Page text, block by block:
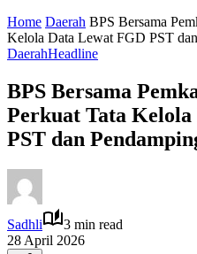
Home Daerah BPS Bersama
Kelola Data Lewat FGD PST
DaerahHeadline
BPS Bersama
Perkuat Tata
PST dan
Sadhli
3 min read
28 April 2026